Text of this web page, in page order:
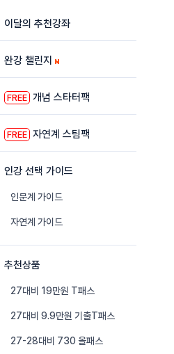
이달의 추천강좌
완강 챌린지
FREE 개념 스타터팩
FREE 자연계 스팀팩
인강 선택 가이드
인문계 가이드
자연계 가이드
추천상품
27대비 19만원 T패스
27대비 9.9만원 기출T패스
27-28대비 730 올패스